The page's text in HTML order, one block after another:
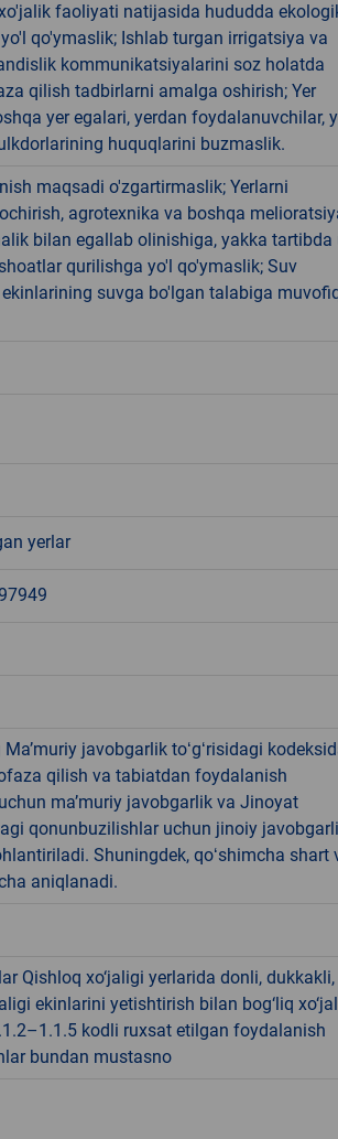
faoliyati natijasida hududda
qo'ymaslik; Ishlab turgan irrigatsiya va
kommunikatsiyalarini soz holatda
qilish tadbirlarni amalga oshirish; Yer
yer egalari, yerdan foydalanuvchilar,
huquqlarini buzmaslik.
maqsadi o'zgartirmaslik; Yerlarni
agrotexnika va boshqa
bilan egallab olinishiga, yakka tartibda
qurilishga yo'l qo'ymaslik; Suv
suvga bo'lgan talabiga
yerlar
javobgarlik toʻgʻrisidagi
qilish va tabiatdan foydalanish
maʼmuriy javobgarlik va Jinoyat
qonunbuzilishlar uchun jinoiy
Shuningdek, qoʻshimcha shart
aniqlanadi.
Qishloq xo‘jaligi yerlarida donli, dukkakli,
ekinlarini yetishtirish bilan bog‘liq
kodli ruxsat etilgan foydalanish
bundan mustasno